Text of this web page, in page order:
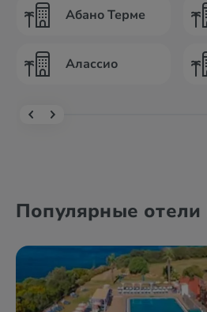
Абано Терме
Алассио
Популярные отели